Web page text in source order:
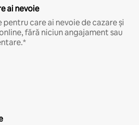
ai nevoie
care ai nevoie de cazare și
fără niciun angajament sau